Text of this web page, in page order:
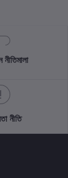
নীতিমালা
নীতি